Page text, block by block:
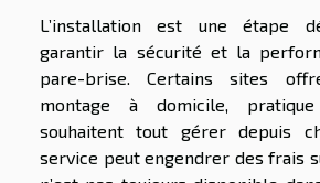
L’installation est une étape
garantir la sécurité et la
pare-brise. Certains sites
montage à domicile,
souhaitent tout gérer depuis
service peut engendrer des frais